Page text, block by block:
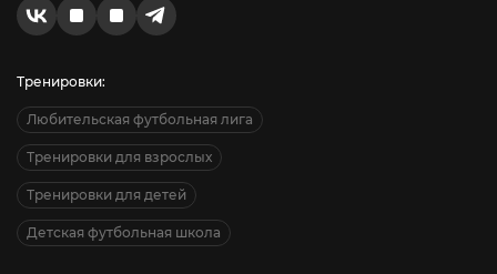
Тренировки:
Любительская футбольная лига
Тренировки для взрослых
Тренировки для детей
Детская футбольная школа